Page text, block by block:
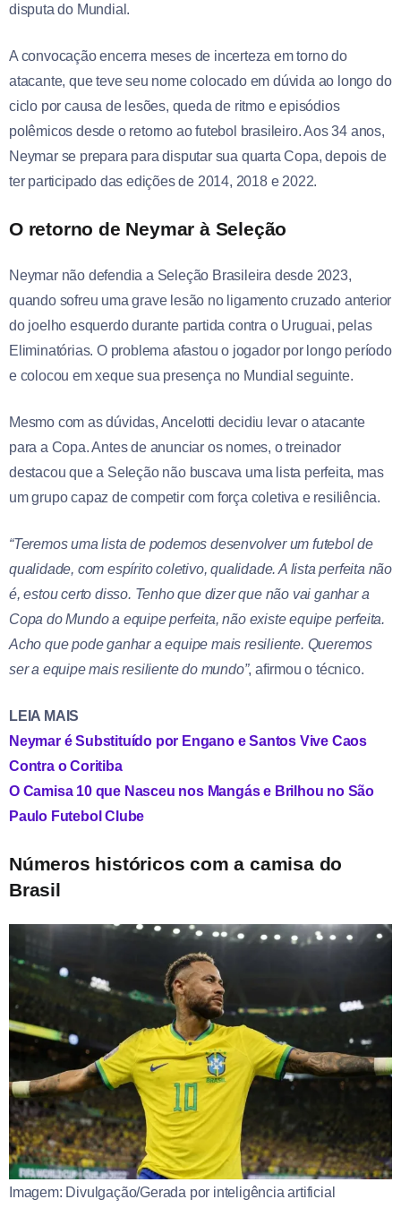
disputa do Mundial.
A convocação encerra meses de incerteza em torno do
atacante, que teve seu nome colocado em dúvida ao longo do
ciclo por causa de lesões, queda de ritmo e episódios
polêmicos desde o retorno ao futebol brasileiro. Aos 34 anos,
Neymar se prepara para disputar sua quarta Copa, depois de
ter participado das edições de 2014, 2018 e 2022.
O retorno de Neymar à Seleção
Neymar não defendia a Seleção Brasileira desde 2023,
quando sofreu uma grave lesão no ligamento cruzado anterior
do joelho esquerdo durante partida contra o Uruguai, pelas
Eliminatórias. O problema afastou o jogador por longo período
e colocou em xeque sua presença no Mundial seguinte.
Mesmo com as dúvidas, Ancelotti decidiu levar o atacante
para a Copa. Antes de anunciar os nomes, o treinador
destacou que a Seleção não buscava uma lista perfeita, mas
um grupo capaz de competir com força coletiva e resiliência.
“Teremos uma lista de podemos desenvolver um futebol de
qualidade, com espírito coletivo, qualidade. A lista perfeita não
é, estou certo disso. Tenho que dizer que não vai ganhar a
Copa do Mundo a equipe perfeita, não existe equipe perfeita.
Acho que pode ganhar a equipe mais resiliente. Queremos
ser a equipe mais resiliente do mundo”, afirmou o técnico.
LEIA MAIS
Neymar é Substituído por Engano e Santos Vive Caos
Contra o Coritiba
O Camisa 10 que Nasceu nos Mangás e Brilhou no São
Paulo Futebol Clube
Números históricos com a camisa do
Brasil
Imagem: Divulgação/Gerada por inteligência artificial